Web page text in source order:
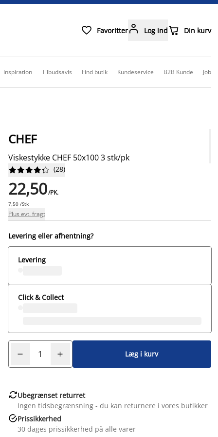
 Favoritter Log ind Din kurv
Inspiration Tilbudsavis Find butik Kundeservice B2B Kunde Job
CHEF
Viskestykke CHEF 50x100 3 stk/pk





 (28)
22,50/PK.
7,50 /Stk
Plus evt. fragt
Levering eller afhentning?
Levering
Click & Collect
Læg i kurv
Ubegrænset returret
Ingen tidsbegrænsning - du kan returnere i vores butikker
Prissikkerhed
30 dages prissikkerhed på alle varer